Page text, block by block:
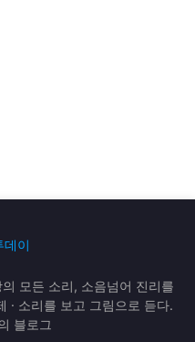
모든 소리, 소음넘어 진리를
· 소리를 보고 그림으로 듣다.
블로그